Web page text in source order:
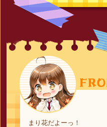
まり花だよーっ！